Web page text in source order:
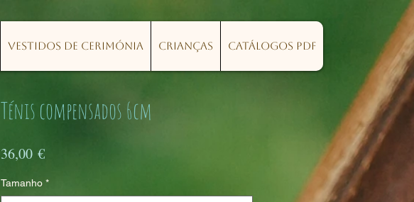
Vestidos de Cerimónia Crianças Catálogos PDF
Ténis compensados 6cm
36,00 €Preço
Tamanho *